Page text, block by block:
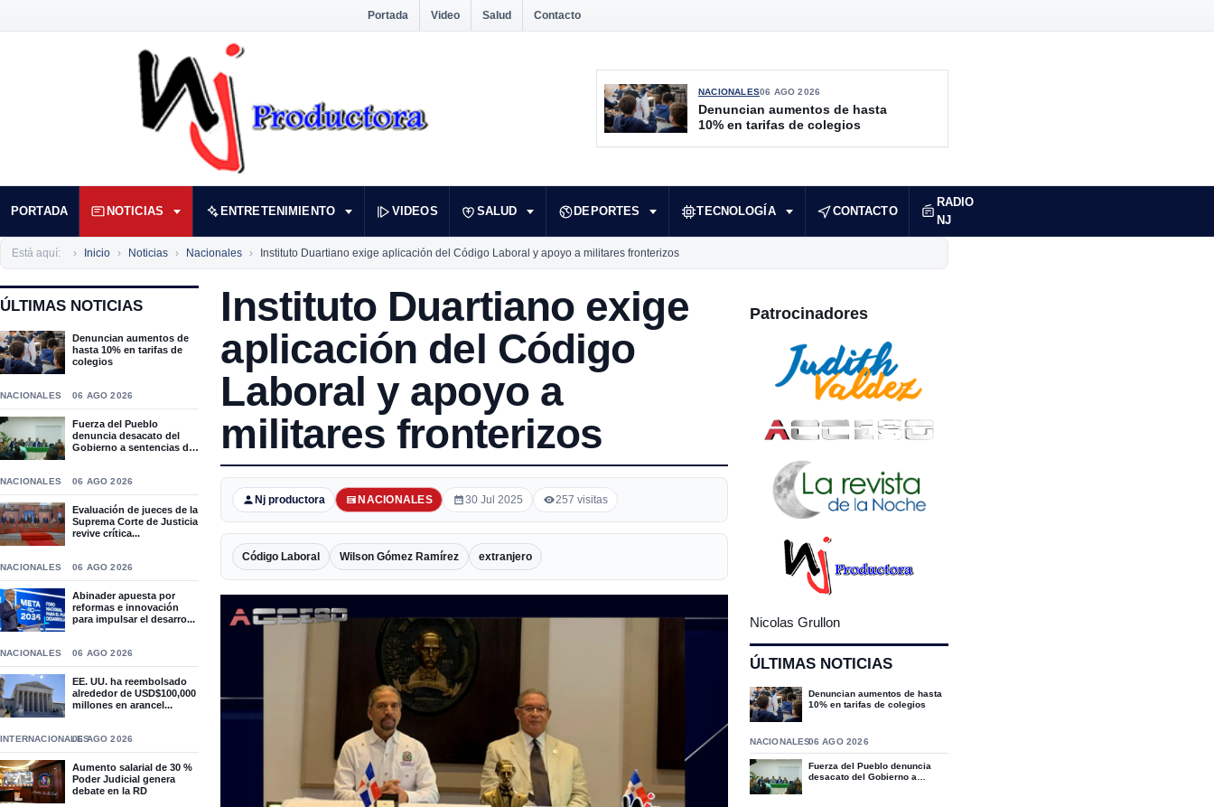
Portada Video Salud Contacto
NACIONALES06 AGO 2026
Denuncian aumentos de hasta
10% en tarifas de colegios
PORTADA NOTICIAS ENTRETENIMIENTO VIDEOS SALUD DEPORTES TECNOLOGÍA CONTACTO
RADIO
NJ
Está aquí: Inicio Noticias Nacionales Instituto Duartiano exige aplicación del Código Laboral y apoyo a militares fronterizos
ÚLTIMAS NOTICIAS
Denuncian aumentos de
hasta 10% en tarifas de
colegios
NACIONALES 06 AGO 2026
Fuerza del Pueblo
denuncia desacato del
Gobierno a sentencias del
NACIONALES 06 AGO 2026
Evaluación de jueces de la
Suprema Corte de Justicia
revive crítica...
NACIONALES 06 AGO 2026
Abinader apuesta por
reformas e innovación
para impulsar el desarro...
NACIONALES 06 AGO 2026
EE. UU. ha reembolsado
alrededor de USD$100,000
millones en arancel...
INTERNACIONALES06 AGO 2026
Aumento salarial de 30 %
Poder Judicial genera
debate en la RD
Instituto Duartiano exige
aplicación del Código
Laboral y apoyo a
militares fronterizos
Nj productora NACIONALES 30 Jul 2025 257 visitas
Código Laboral Wilson Gómez Ramírez extranjero
Patrocinadores
Nicolas Grullon
ÚLTIMAS NOTICIAS
Denuncian aumentos de hasta
10% en tarifas de colegios
NACIONALES06 AGO 2026
Fuerza del Pueblo denuncia
desacato del Gobierno a